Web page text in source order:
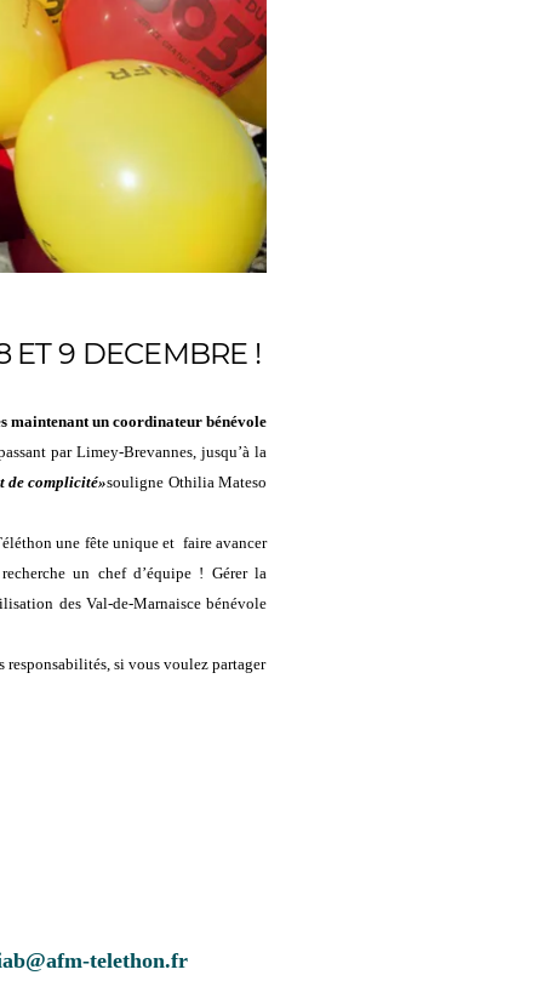
ET 9 DECEMBRE !
maintenant un coordinateur bénévole
par Limey-Brevannes, jusqu’à la
de complicité»souligne Othilia Mateso
une fête unique et faire avancer
un chef d’équipe ! Gérer la
des Val-de-Marnaisce bénévole
responsabilités, si vous voulez partager
telethon.fr